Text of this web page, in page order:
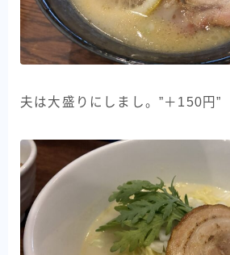
夫は大盛りにしまし。”＋150円”